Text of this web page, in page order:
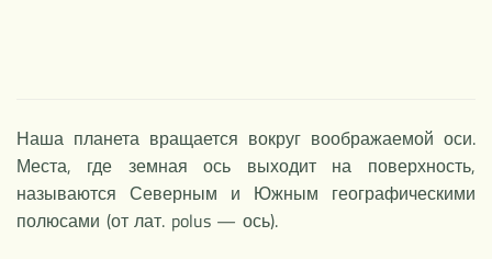
Наша планета вращается вокруг воображаемой оси.
Места, где земная ось выходит на поверхность,
называются Северным и Южным географическими
полюсами (от лат. polus — ось).